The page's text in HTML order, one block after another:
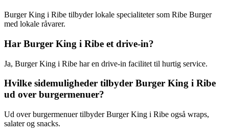
Burger King i Ribe tilbyder lokale specialiteter som Ribe Burger
med lokale råvarer.
Har Burger King i Ribe et drive-in?
Ja, Burger King i Ribe har en drive-in facilitet til hurtig service.
Hvilke sidemuligheder tilbyder Burger King i Ribe
ud over burgermenuer?
Ud over burgermenuer tilbyder Burger King i Ribe også wraps,
salater og snacks.